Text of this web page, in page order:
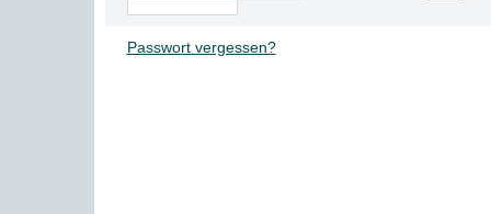
Passwort vergessen?